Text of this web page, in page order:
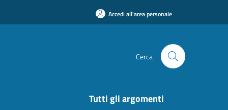
Accedi all'area personale
Cerca
Tutti gli argomenti